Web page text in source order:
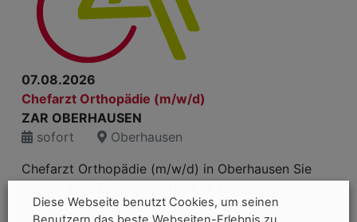
07.08.2026
Chefarzt Orthopädie (m/w/d)
ZAR OBERHAUSEN
sofort
Oberhausen
Chefarzt Orthopädie (m/w/d) in Oberhausen Sie
Diese Webseite benutzt Cookies, um seinen